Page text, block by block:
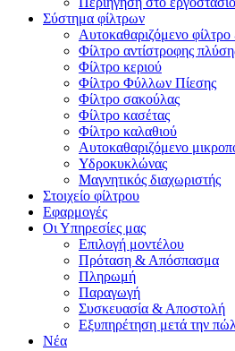
Σύστημα φίλτρων
Αυτοκαθαριζόμενο φίλτρο
Φίλτρο αντίστροφης
Φίλτρο κεριού
Φίλτρο Φύλλων Πίεσης
Φίλτρο σακούλας
Φίλτρο κασέτας
Φίλτρο καλαθιού
Αυτοκαθαριζόμενο
Υδροκυκλώνας
Μαγνητικός διαχωριστής
Στοιχείο φίλτρου
Εφαρμογές
Οι Υπηρεσίες μας
Επιλογή μοντέλου
Πρόταση & Απόσπασμα
Πληρωμή
Παραγωγή
Συσκευασία & Αποστολή
Εξυπηρέτηση μετά την
Νέα